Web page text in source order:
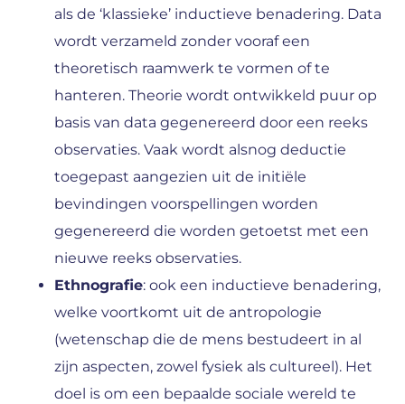
als de ‘klassieke’ inductieve benadering. Data
wordt verzameld zonder vooraf een
theoretisch raamwerk te vormen of te
hanteren. Theorie wordt ontwikkeld puur op
basis van data gegenereerd door een reeks
observaties. Vaak wordt alsnog deductie
toegepast aangezien uit de initiële
bevindingen voorspellingen worden
gegenereerd die worden getoetst met een
nieuwe reeks observaties.
Ethnografie: ook een inductieve benadering,
welke voortkomt uit de antropologie
(wetenschap die de mens bestudeert in al
zijn aspecten, zowel fysiek als cultureel). Het
doel is om een bepaalde sociale wereld te